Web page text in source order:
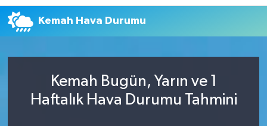
Kemah Hava Durumu
Kemah Bugün, Yarın ve 1
Haftalık Hava Durumu Tahmini
Tüm Manşetler